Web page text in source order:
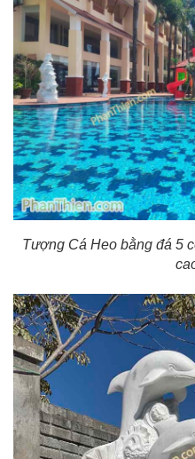
Tượng Cá Heo bằng đá 5